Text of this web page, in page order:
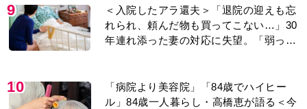
9
＜入院したアラ還夫＞「退院の迎えも忘
れられ、頼んだ物も買ってこない…」30
年連れ添った妻の対応に失望。「弱った
10
「病院より美容院」「84歳でハイヒー
ル」84歳一人暮らし・高橋恵が語る＜今